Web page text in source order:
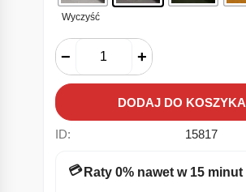
Wyczyść
− +
DODAJ DO KOSZYKA
ID: 15817
💳 Raty 0% nawet w 15 minut